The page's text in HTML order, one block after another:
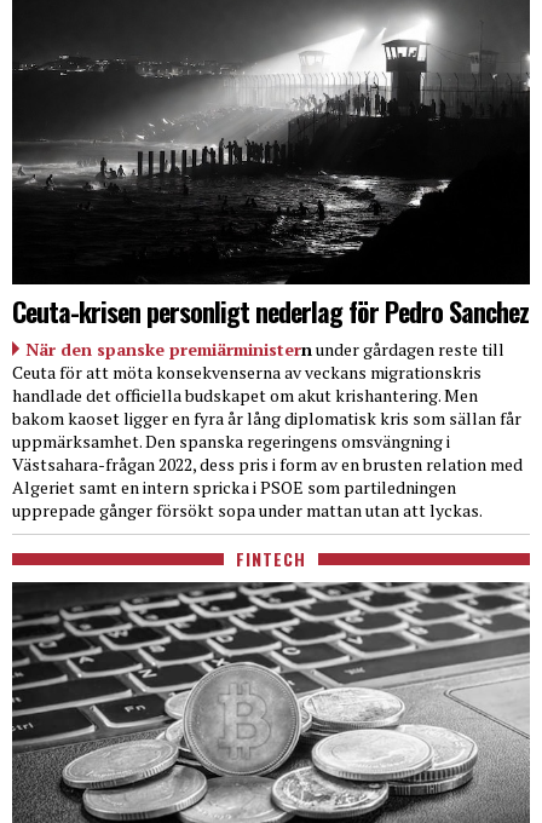
Ceuta-krisen personligt nederlag för Pedro Sanchez
När den spanske premiärministern under gårdagen reste till
Ceuta för att möta konsekvenserna av veckans migrationskris
handlade det officiella budskapet om akut krishantering. Men
bakom kaoset ligger en fyra år lång diplomatisk kris som sällan får
uppmärksamhet. Den spanska regeringens omsvängning i
Västsahara-frågan 2022, dess pris i form av en brusten relation med
Algeriet samt en intern spricka i PSOE som partiledningen
upprepade gånger försökt sopa under mattan utan att lyckas.
FINTECH